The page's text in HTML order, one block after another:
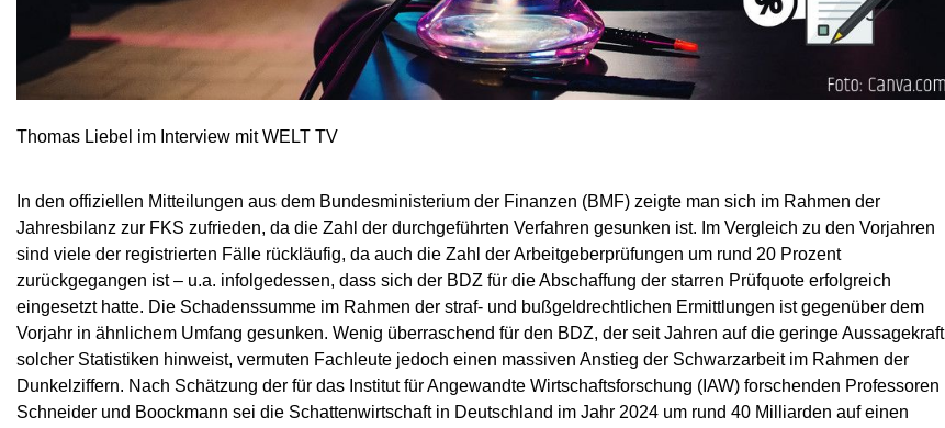
Thomas Liebel im Interview mit WELT TV
In den offiziellen Mitteilungen aus dem Bundesministerium der Finanzen (BMF) zeigte man sich im Rahmen der
Jahresbilanz zur FKS zufrieden, da die Zahl der durchgeführten Verfahren gesunken ist. Im Vergleich zu den Vorjahren
sind viele der registrierten Fälle rückläufig, da auch die Zahl der Arbeitgeberprüfungen um rund 20 Prozent
zurückgegangen ist – u.a. infolgedessen, dass sich der BDZ für die Abschaffung der starren Prüfquote erfolgreich
eingesetzt hatte. Die Schadenssumme im Rahmen der straf- und bußgeldrechtlichen Ermittlungen ist gegenüber dem
Vorjahr in ähnlichem Umfang gesunken. Wenig überraschend für den BDZ, der seit Jahren auf die geringe Aussagekraft
solcher Statistiken hinweist, vermuten Fachleute jedoch einen massiven Anstieg der Schwarzarbeit im Rahmen der
Dunkelziffern. Nach Schätzung der für das Institut für Angewandte Wirtschaftsforschung (IAW) forschenden Professoren
Schneider und Boockmann sei die Schattenwirtschaft in Deutschland im Jahr 2024 um rund 40 Milliarden auf einen